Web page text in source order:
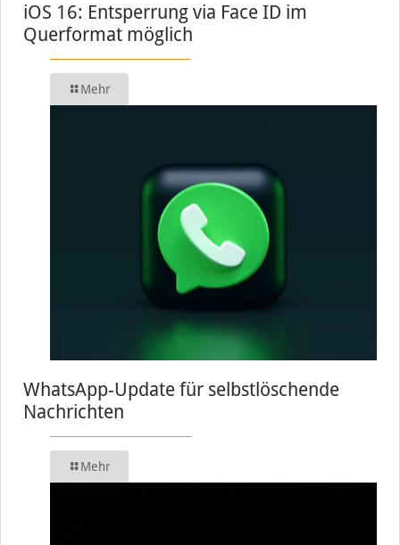
iOS 16: Entsperrung via Face ID im
Querformat möglich
Mehr
WhatsApp-Update für selbstlöschende
Nachrichten
Mehr